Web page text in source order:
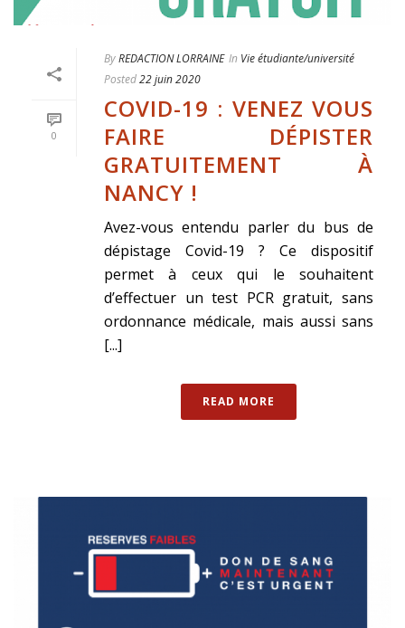
0
ByREDACTION LORRAINE In Vie étudiante/université
Posted22 juin 2020
COVID-19 : VENEZ VOUS
FAIRE DÉPISTER
GRATUITEMENT À
NANCY !
Avez-vous entendu parler du bus de
dépistage Covid-19 ? Ce dispositif
permet à ceux qui le souhaitent
d’effectuer un test PCR gratuit, sans
ordonnance médicale, mais aussi sans
[...]
READ MORE